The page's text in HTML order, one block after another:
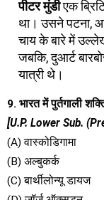
पीटर मुंडीएक
था। उसने पटना,
चाय के बारे में
जबकि, दुआर्ट
यात्री थे।
9. भारत में पुर्तगाली
[U.P. Lower Sub.
(A) वास्कोडिगामा
(B) अल्बुकर्क
(C) बार्थीलोन्यू डायज